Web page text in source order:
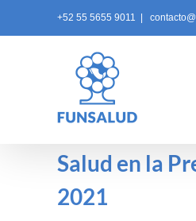
+52 55 5655 9011
Salud en la
2021